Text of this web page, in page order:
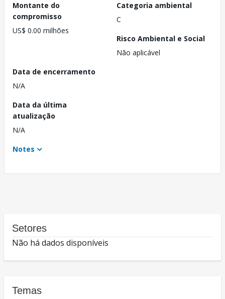
Montante do
compromisso
US$ 0.00 milhões
Categoria ambiental
C
Risco Ambiental e Social
Não aplicável
Data de encerramento
N/A
Data da última
atualização
N/A
Notes
Setores
Não há dados disponíveis
Temas